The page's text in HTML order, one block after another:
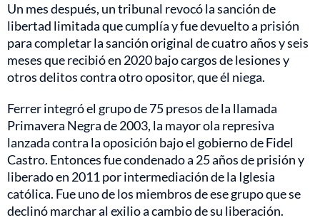
Un mes después, un tribunal revocó la sanción de
libertad limitada que cumplía y fue devuelto a prisión
para completar la sanción original de cuatro años y seis
meses que recibió en 2020 bajo cargos de lesiones y
otros delitos contra otro opositor, que él niega.
Ferrer integró el grupo de 75 presos de la llamada
Primavera Negra de 2003, la mayor ola represiva
lanzada contra la oposición bajo el gobierno de Fidel
Castro. Entonces fue condenado a 25 años de prisión y
liberado en 2011 por intermediación de la Iglesia
católica. Fue uno de los miembros de ese grupo que se
declinó marchar al exilio a cambio de su liberación.